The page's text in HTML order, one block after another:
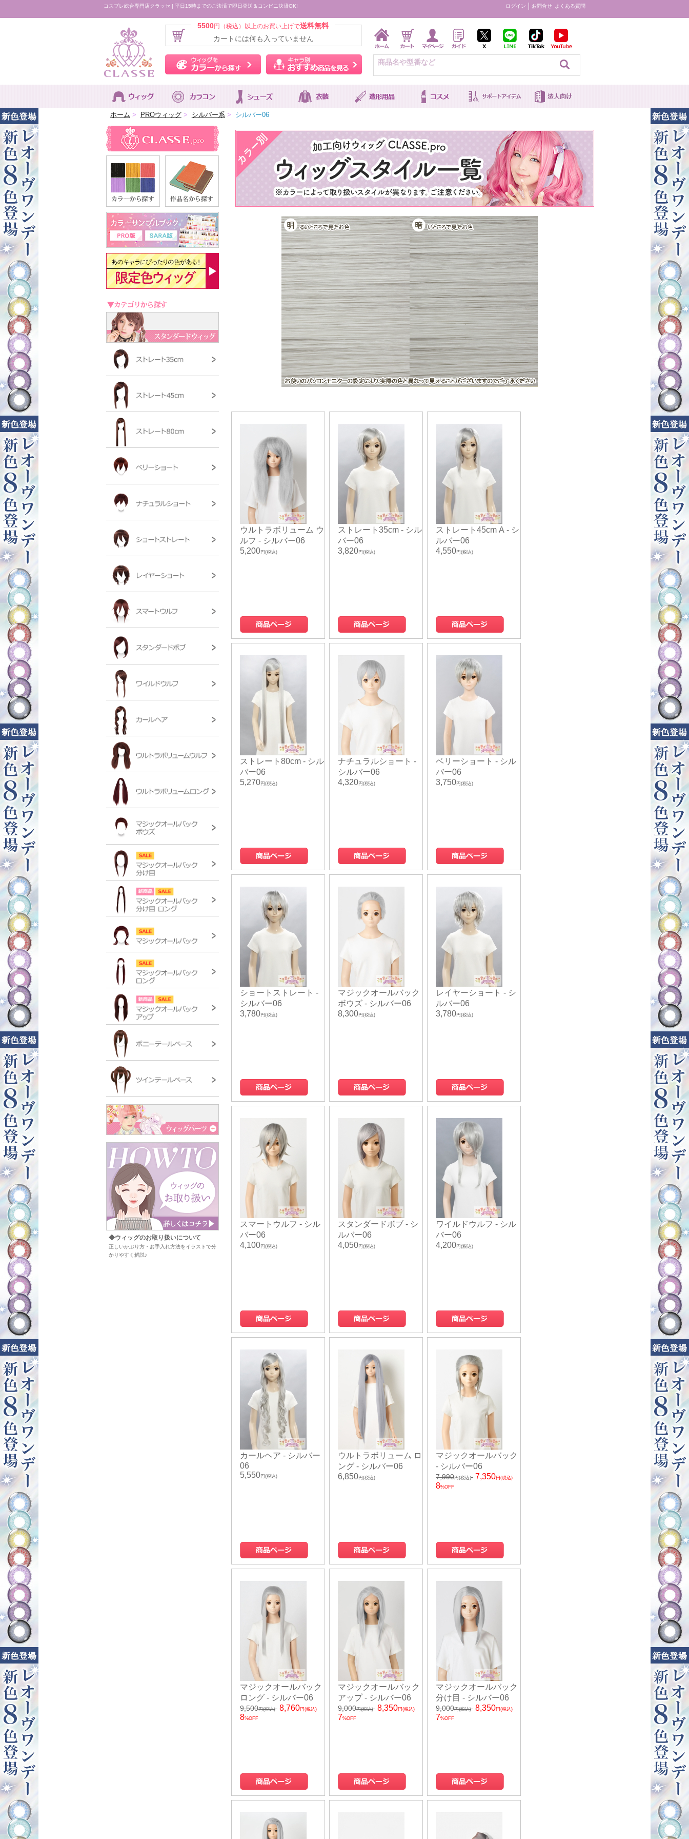
コスプレ総合専門店クラッセ | 平日15時までのご決済で即日発送＆コンビニ決済OK! ログイン お問合せ よくある質問
5500円（税込）以上のお買い上げで送料無料
カートには何も入っていません
ウィッグをカラーから探す キャラ別おすすめ商品を見る
ホーム > PROウィッグ > シルバー系 > シルバー06
◆ウィッグのお取り扱いについて
正しいかぶり方・お手入れ方法をイラストで分
かりやすく解説♪
ウルトラボリューム ウ
ルフ - シルバー06
5,200円(税込)
ストレート35cm - シル
バー06
3,820円(税込)
ストレート45cm A - シ
ルバー06
4,550円(税込)
ストレート80cm - シル
バー06
5,270円(税込)
ナチュラルショート -
シルバー06
4,320円(税込)
ベリーショート - シル
バー06
3,750円(税込)
ショートストレート -
シルバー06
3,780円(税込)
マジックオールバック
ボウズ - シルバー06
8,300円(税込)
レイヤーショート - シ
ルバー06
3,780円(税込)
スマートウルフ - シル
バー06
4,100円(税込)
スタンダードボブ - シ
ルバー06
4,050円(税込)
ワイルドウルフ - シル
バー06
4,200円(税込)
カールヘア - シルバー
06
5,550円(税込)
ウルトラボリューム ロ
ング - シルバー06
6,850円(税込)
マジックオールバック
- シルバー06
7,990円(税込) 7,350円(税込)
8%OFF
マジックオールバック
ロング - シルバー06
9,500円(税込) 8,760円(税込)
8%OFF
マジックオールバック
アップ - シルバー06
9,000円(税込) 8,350円(税込)
7%OFF
マジックオールバック
分け目 - シルバー06
9,000円(税込) 8,350円(税込)
7%OFF